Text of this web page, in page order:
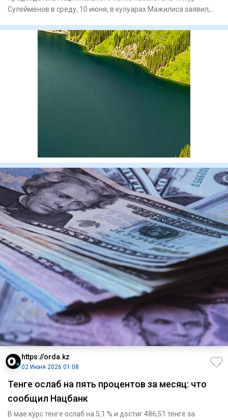
Сулейменов в среду, 10 июня, в кулуарах Мажилиса заявил,
https://orda.kz
02 Июня 2026 01:08
Тенге ослаб на пять процентов за месяц: что
сообщил Нацбанк
В мае курс тенге ослаб на 5,1 % и достиг 486,51 тенге за